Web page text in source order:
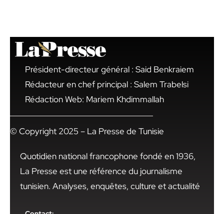
Président-directeur général : Said Benkraiem
Rédacteur en chef principal : Salem Trabelsi
Rédaction Web: Mariem Khdimmallah
© Copyright 2025 – La Presse de Tunisie
Quotidien national francophone fondé en 1936,
La Presse est une référence du journalisme
tunisien. Analyses, enquêtes, culture et actualité